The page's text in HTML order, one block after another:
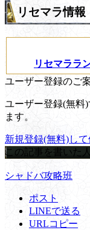
リセマラ情報
リセマララ
ユーザー登録のご
ユーザー登録(無料
ます。
新規登録(無料)して
この記事を書いた人
シャドバ攻略班
ポスト
LINEで送る
URLコピー